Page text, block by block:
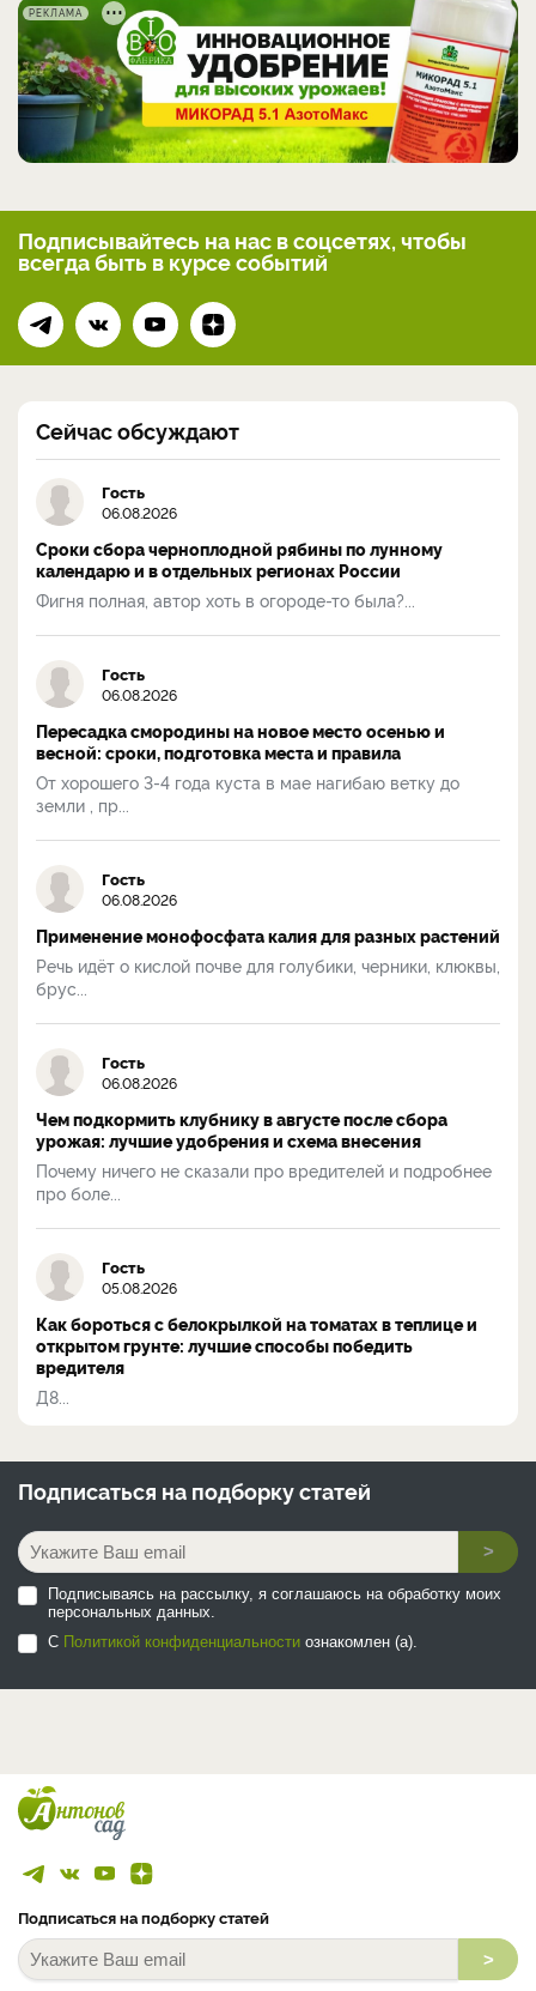
РЕКЛАМА
Подписывайтесь на нас в соцсетях, чтобы
всегдабыть в курсе событий
Сейчас обсуждают
Гость
06.08.2026
Сроки сбора черноплодной рябины по лунному
календарю и в отдельных регионах России
Фигня полная, автор хоть в огороде-то была?...
Гость
06.08.2026
Пересадка смородины на новое место осенью и
весной: сроки, подготовка места и правила
От хорошего 3-4 года куста в мае нагибаю ветку до
земли , пр...
Гость
06.08.2026
Применение монофосфата калия для разных растений
Речь идёт о кислой почве для голубики, черники, клюквы,
брус...
Гость
06.08.2026
Чем подкормить клубнику в августе после сбора
урожая: лучшие удобрения и схема внесения
Почему ничего не сказали про вредителей и подробнее
про боле...
Гость
05.08.2026
Как бороться с белокрылкой на томатах в теплице и
открытом грунте: лучшие способы победить
вредителя
Д8...
Подписаться на подборку статей
>
Подписываясь на рассылку, я соглашаюсь на обработку моих
персональных данных.
С Политикой конфиденциальности ознакомлен (а).
Подписаться на подборку статей
>